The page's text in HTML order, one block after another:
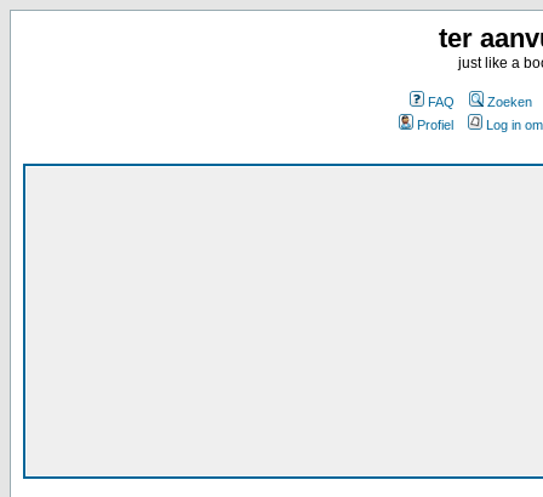
ter
just like a
FAQ
Zoeken
Profiel
Log in